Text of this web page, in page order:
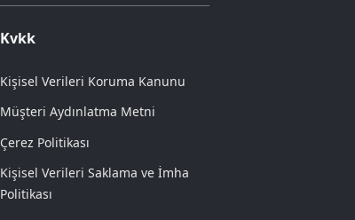
Kvkk
Kişisel Verileri Koruma Kanunu
Müşteri Aydınlatma Metni
Çerez Politikası
Kişisel Verileri Saklama ve İmha
Politikası